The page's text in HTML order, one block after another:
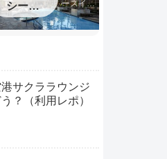
シース
イーツ
ースイー
ツワイキ
キ宿泊記
サクララウンジ
？（利用レポ）